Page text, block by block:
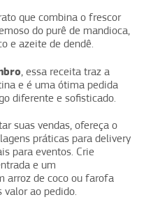
que combina o frescor
do purê de mandioca,
e azeite de dendê.
, essa receita traz a
e é uma ótima pedida
diferente e sofisticado.
suas vendas, ofereça o
práticas para delivery
para eventos. Crie
e um
arroz de coco ou farofa
valor ao pedido.